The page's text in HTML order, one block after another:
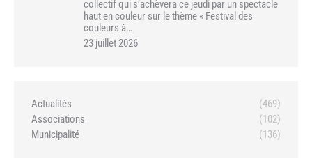
collectif qui s’achèvera ce jeudi par un spectacle
haut en couleur sur le thème « Festival des
couleurs à…
23 juillet 2026
Actualités
(469)
Associations
(102)
Municipalité
(136)